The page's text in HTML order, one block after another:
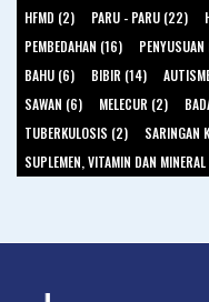
HFMD (2)
PARU - PARU (22)
PEMBEDAHAN (16)
BAHU (6)
BIBIR (14)
SAWAN (6)
MELECUR (2)
TUBERKULOSIS (2)
SARINGAN
SUPLEMEN, VITAMIN DAN